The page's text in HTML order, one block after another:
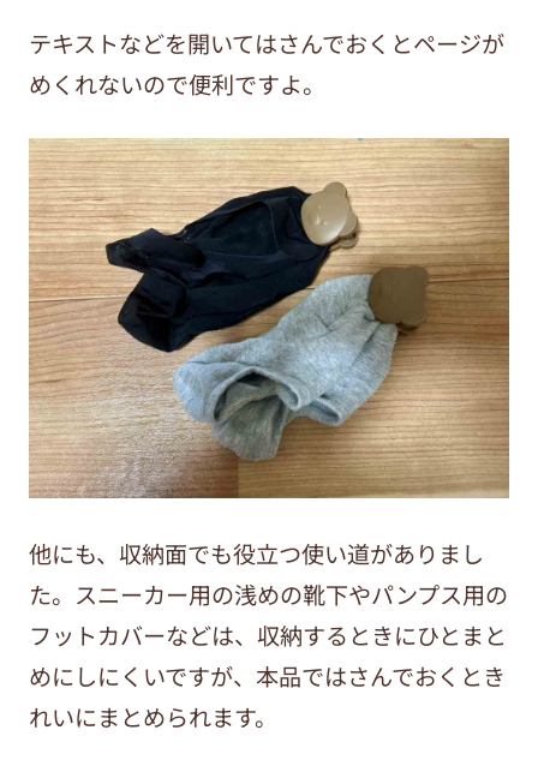
テキストなどを開いてはさんでおくとページが
めくれないので便利ですよ。
他にも、収納面でも役立つ使い道がありまし
た。スニーカー用の浅めの靴下やパンプス用の
フットカバーなどは、収納するときにひとまと
めにしにくいですが、本品ではさんでおくとき
れいにまとめられます。